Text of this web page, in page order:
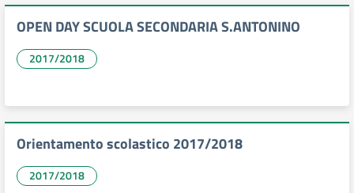
OPEN DAY SCUOLA SECONDARIA S.ANTONINO
2017/2018
Orientamento scolastico 2017/2018
2017/2018